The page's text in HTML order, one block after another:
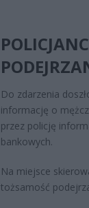
Do zdarzenia
informację o
przez policję
bankowych.
Na miejsce
tożsamość